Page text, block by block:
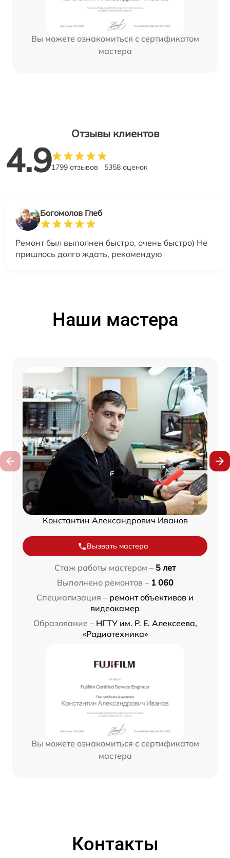
Вы можете ознакомиться с сертификатом
мастера
Отзывы клиентов
4.91799 отзывов 5358 оценок
Богомолов Глеб
Ремонт был выполнен быстро, очень быстро) Не
пришлось долго ждать, рекомендую
Наши мастера
Константин Александрович Иванов
Вызвать мастера
Стаж работы мастером – 5 лет
Выполнено ремонтов – 1 060
Специализация – ремонт объективов и
видеокамер
Образование – НГТУ им. Р. Е. Алексеева,
«Радиотехника»
Вы можете ознакомиться с сертификатом
мастера
Контакты